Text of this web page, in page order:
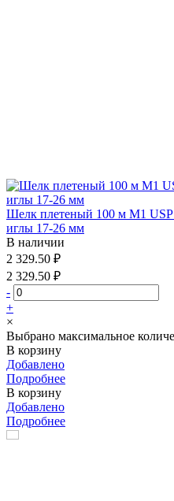
Шелк плетеный 100 м М1 USP
иглы 17-26 мм
В наличии
2 329.50 ₽
2 329.50 ₽
-
+
×
Выбрано максимальное
В корзину
Добавлено
Подробнее
В корзину
Добавлено
Подробнее